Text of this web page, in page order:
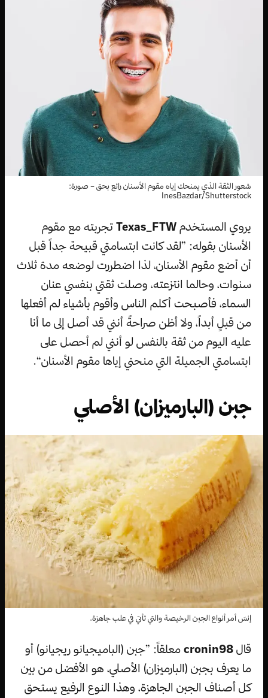
شعور الثقة الذي يمنحك إياه مقوم الأسنان رائع بحق – صورة:
InesBazdar/Shutterstock
يروي المستخدم Texas_FTW تجربته مع مقوم
الأسنان بقوله: ”لقد كانت ابتسامتي قبيحة جداً قبل
أن أضع مقوم الأسنان، لذا اضطررت لوضعه مدة ثلاث
سنوات، وحالما انتزعته، وصلت ثقتي بنفسي عنان
السماء، فأصبحت أكلم الناس وأقوم بأشياء لم أفعلها
من قبلٍ أبداً، ولا أظن صراحةً أنني قد أصل إلى ما أنا
عليه اليوم من ثقة بالنفس لو أنني لم أحصل على
ابتسامتي الجميلة التي منحني إياها مقوم الأسنان“.
جبن (البارميزان) الأصلي
إنسَ أمر أنواع الجبن الرخيصة والتي تأتي في علب جاهزة.
قال cronin98 معلقاً: ”جبن (الباميجيانو ريجيانو) أو
ما يعرف بجبن (البارميزان) الأصلي، هو الأفضل من بين
كل أصناف الجبن الجاهزة، وهذا النوع الرفيع يستحق